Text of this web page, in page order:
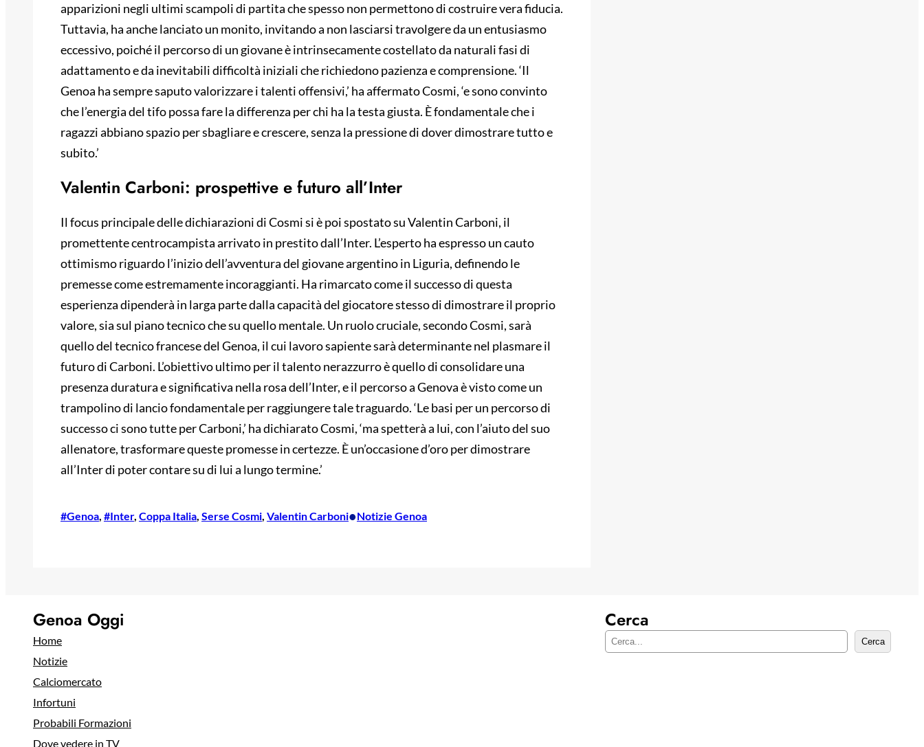
apparizioni negli ultimi scampoli di partita che spesso non permettono di costruire vera fiducia.
Tuttavia, ha anche lanciato un monito, invitando a non lasciarsi travolgere da un entusiasmo
eccessivo, poiché il percorso di un giovane è intrinsecamente costellato da naturali fasi di
adattamento e da inevitabili difficoltà iniziali che richiedono pazienza e comprensione. ‘Il
Genoa ha sempre saputo valorizzare i talenti offensivi,’ ha affermato Cosmi, ‘e sono convinto
che l’energia del tifo possa fare la differenza per chi ha la testa giusta. È fondamentale che i
ragazzi abbiano spazio per sbagliare e crescere, senza la pressione di dover dimostrare tutto e
subito.’
Valentin Carboni: prospettive e futuro all’Inter
Il focus principale delle dichiarazioni di Cosmi si è poi spostato su Valentin Carboni, il
promettente centrocampista arrivato in prestito dall’Inter. L’esperto ha espresso un cauto
ottimismo riguardo l’inizio dell’avventura del giovane argentino in Liguria, definendo le
premesse come estremamente incoraggianti. Ha rimarcato come il successo di questa
esperienza dipenderà in larga parte dalla capacità del giocatore stesso di dimostrare il proprio
valore, sia sul piano tecnico che su quello mentale. Un ruolo cruciale, secondo Cosmi, sarà
quello del tecnico francese del Genoa, il cui lavoro sapiente sarà determinante nel plasmare il
futuro di Carboni. L’obiettivo ultimo per il talento nerazzurro è quello di consolidare una
presenza duratura e significativa nella rosa dell’Inter, e il percorso a Genova è visto come un
trampolino di lancio fondamentale per raggiungere tale traguardo. ‘Le basi per un percorso di
successo ci sono tutte per Carboni,’ ha dichiarato Cosmi, ‘ma spetterà a lui, con l’aiuto del suo
allenatore, trasformare queste promesse in certezze. È un’occasione d’oro per dimostrare
all’Inter di poter contare su di lui a lungo termine.’
#Genoa, #Inter, Coppa Italia, Serse Cosmi, Valentin Carboni•Notizie Genoa
Genoa Oggi
Home
Notizie
Calciomercato
Infortuni
Probabili Formazioni
Dove vedere in TV
Cerca
C
Cerca